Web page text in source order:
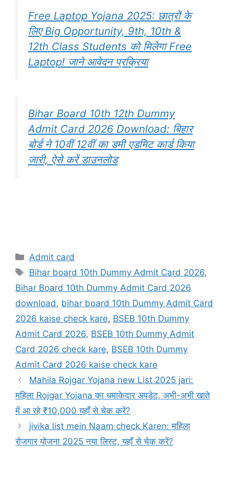
Free Laptop Yojana 2025: छात्रों के
लिए Big Opportunity, 9th, 10th &
12th Class Students को मिलेगा Free
Laptop! जाने आवेदन प्रक्रिया
Bihar Board 10th 12th Dummy
Admit Card 2026 Download: बिहार
बोर्ड ने 10वीं 12वीं का डमी एडमिट कार्ड किया
जारी, ऐसे करें डाउनलोड
Categories
Admit card
Tags
Bihar board 10th Dummy Admit Card 2026,
Bihar Board 10th Dummy Admit Card 2026
download, bihar board 10th Dummy Admit Card
2026 kaise check kare, BSEB 10th Dummy
Admit Card 2026, BSEB 10th Dummy Admit
Card 2026 check kare, BSEB 10th Dummy
Admit Card 2026 kaise check kare
Mahila Rojgar Yojana new List 2025 jari:
महिला Rojgar Yojana का धमाकेदार अपडेट, अभी-अभी खाते
में आ रहे ₹10,000 यहाँ से चेक करें?
jivika list mein Naam check Karen: महिला
रोजगार योजना 2025 नया लिस्ट, यहाँ से चेक करें?